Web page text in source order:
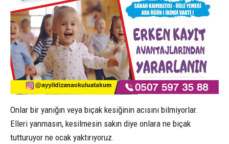
Onlar bir yanığın veya bıçak kesiğinin acısını bilmiyorlar.
Elleri yanmasın, kesilmesin sakın diye onlara ne bıçak
tutturuyor ne ocak yaktırıyoruz.